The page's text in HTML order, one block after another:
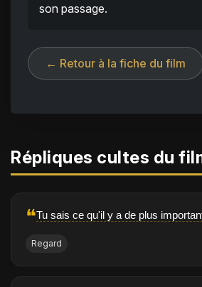
son passage.
← Retour à la fiche du film
Répliques cultes du
❝Tu sais ce qu'il y a de plus
Regard